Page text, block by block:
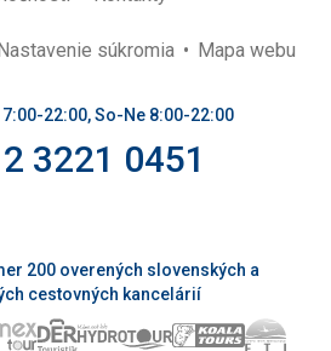
súkromia Mapa webu
22:00, So-Ne 8:00-22:00
3221 0451
200 overených slovenských a
cestovných kancelárií